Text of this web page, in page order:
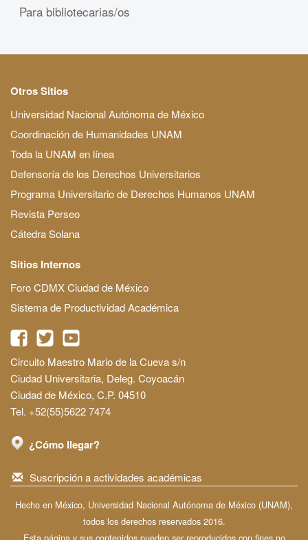
Para bibliotecarias/os
Otros Sitios
Universidad Nacional Autónoma de México
Coordinación de Humanidades UNAM
Toda la UNAM en línea
Defensoría de los Derechos Universitarios
Programa Universitario de Derechos Humanos UNAM
Revista Perseo
Cátedra Solana
Sitios Internos
Foro CDMX Ciudad de México
Sistema de Productividad Académica
Circuito Maestro Mario de la Cueva s/n
Ciudad Universitaria, Deleg. Coyoacán
Ciudad de México, C.P. 04510
Tel. +52(55)5622 7474
¿Cómo llegar?
Suscripción a actividades académicas
Hecho en México, Universidad Nacional Autónoma de México (UNAM),
todos los derechos reservados 2016.
Esta página y sus contenidos pueden ser reproducidos con fines no